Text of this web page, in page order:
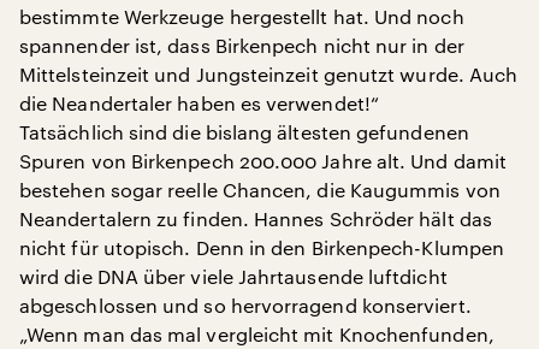
bestimmte Werkzeuge hergestellt hat. Und noch
spannender ist, dass Birkenpech nicht nur in der
Mittelsteinzeit und Jungsteinzeit genutzt wurde. Auch
die Neandertaler haben es verwendet!“
Tatsächlich sind die bislang ältesten gefundenen
Spuren von Birkenpech 200.000 Jahre alt. Und damit
bestehen sogar reelle Chancen, die Kaugummis von
Neandertalern zu finden. Hannes Schröder hält das
nicht für utopisch. Denn in den Birkenpech-Klumpen
wird die DNA über viele Jahrtausende luftdicht
abgeschlossen und so hervorragend konserviert.
„Wenn man das mal vergleicht mit Knochenfunden,